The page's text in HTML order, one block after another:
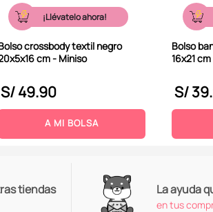
¡Llévatelo ahora!
crossbody textil negro
cm - Miniso
S/49.90
A MI BOLSA
Bolso
16x21
S/39.
tiendas La ayuda
en tus